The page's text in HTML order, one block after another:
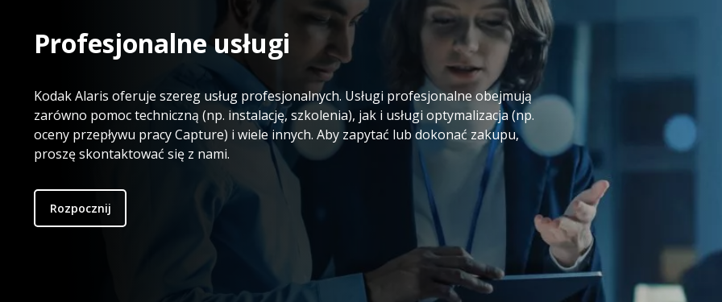
Profesjonalne usługi
Kodak Alaris oferuje szereg usług profesjonalnych. Usługi profesjonalne obejmują
zarówno pomoc techniczną (np. instalację, szkolenia), jak i usługi optymalizacja (np.
oceny przepływu pracy Capture) i wiele innych. Aby zapytać lub dokonać zakupu,
proszę skontaktować się z nami.
Rozpocznij